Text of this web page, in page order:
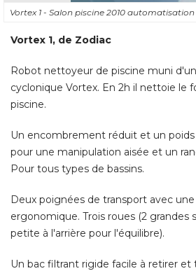
Vortex 1 - Salon piscine 2010 automatisation
Vortex 1, de Zodiac
Robot nettoyeur de piscine muni
cyclonique Vortex. En 2h il nettoie le
piscine.
Un encombrement réduit et un
pour une manipulation aisée et un
Pour tous types de bassins.
Deux poignées de transport avec
ergonomique. Trois roues (2 grandes
petite à l'arrière pour l'équilibre).
Un bac filtrant rigide facile à retirer et